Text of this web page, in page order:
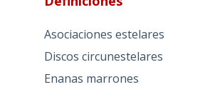
Asociaciones estelares
Discos circunestelares
Enanas marrones